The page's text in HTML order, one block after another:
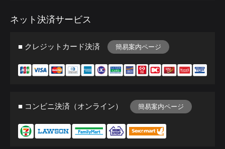
ネット決済サービス
■ クレジットカード決済 簡易案内ページ
■ コンビニ決済（オンライン） 簡易案内ページ